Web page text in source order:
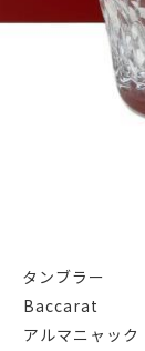
タンブラー
Baccarat
ルマニャック